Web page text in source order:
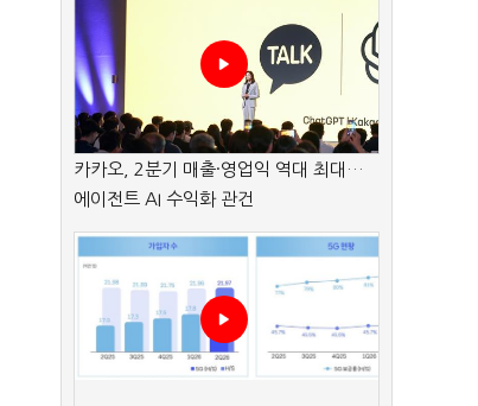
카카오, 2분기 매출·영업익 역대 최대…
에이전트 AI 수익화 관건